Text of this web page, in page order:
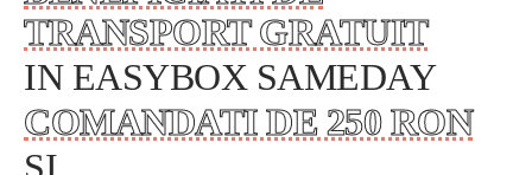
TRANSPORT GRATUIT
IN EASYBOX SAMEDAY
COMANDATI DE 250 RON